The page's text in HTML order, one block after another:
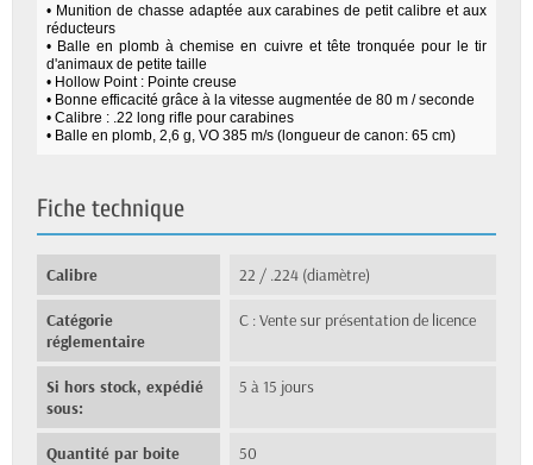
• Munition de chasse adaptée aux carabines de petit calibre et aux
réducteurs
• Balle en plomb à chemise en cuivre et tête tronquée pour le tir
d'animaux de petite taille
• Hollow Point : Pointe creuse
• Bonne efficacité grâce à la vitesse augmentée de 80 m / seconde
• Calibre : .22 long rifle pour carabines
• Balle en plomb, 2,6 g, VO 385 m/s (longueur de canon: 65 cm)
Fiche technique
Calibre 22 / .224 (diamètre)
Catégorie
réglementaire
C : Vente sur présentation de licence
Si hors stock, expédié
sous:
5 à 15 jours
Quantité par boite 50